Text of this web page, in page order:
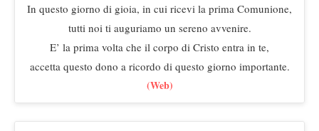
In questo giorno di gioia, in cui ricevi la prima Comunione,
tutti noi ti auguriamo un sereno avvenire.
E’ la prima volta che il corpo di Cristo entra in te,
accetta questo dono a ricordo di questo giorno importante.
(Web)